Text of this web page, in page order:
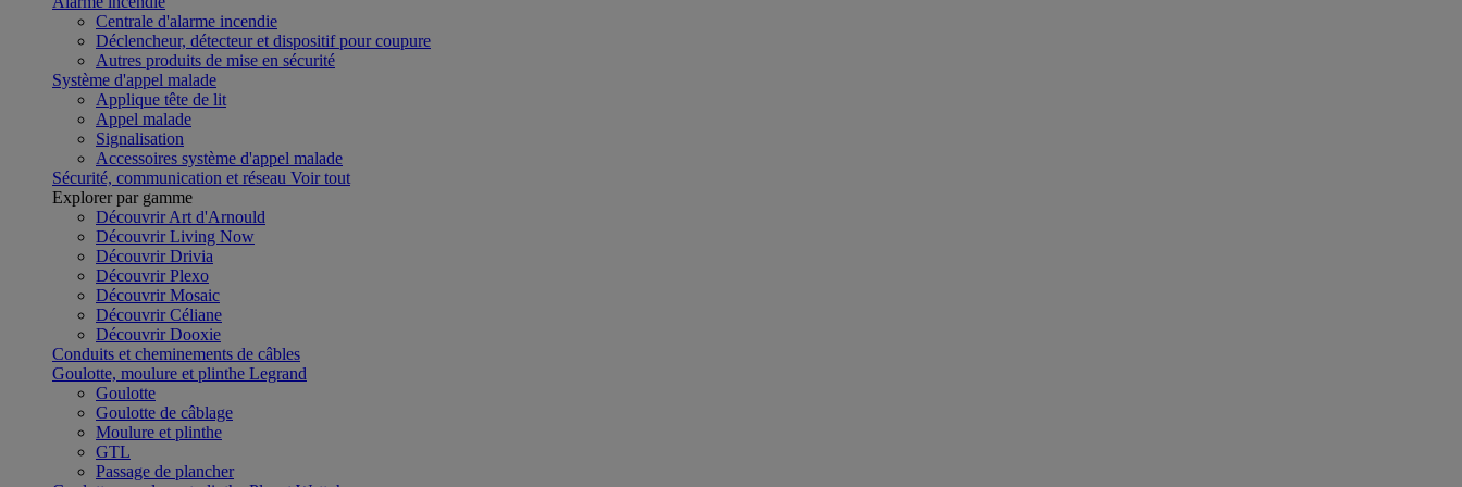
Centrale d'alarme incendie
Déclencheur, détecteur et dispositif pour coupure
Autres produits de mise en sécurité
Système d'appel malade
Applique tête de lit
Appel malade
Signalisation
Accessoires système d'appel malade
Sécurité, communication et réseau Voir tout
Explorer par gamme
Découvrir Art d'Arnould
Découvrir Living Now
Découvrir Drivia
Découvrir Plexo
Découvrir Mosaic
Découvrir Céliane
Découvrir Dooxie
Conduits et cheminements de câbles
Goulotte, moulure et plinthe Legrand
Goulotte
Goulotte de câblage
Moulure et plinthe
GTL
Passage de plancher